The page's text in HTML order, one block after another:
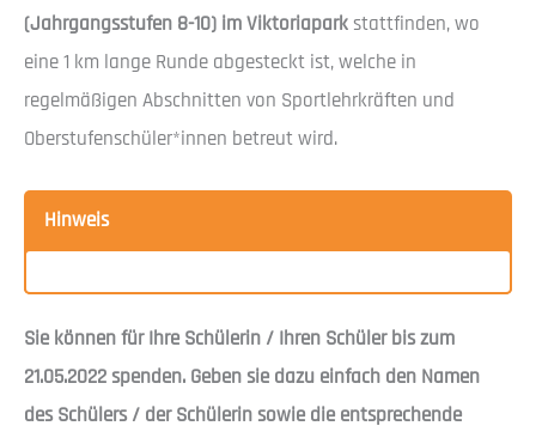
(Jahrgangsstufen 8-10) im Viktoriapark stattfinden, wo
eine 1 km lange Runde abgesteckt ist, welche in
regelmäßigen Abschnitten von Sportlehrkräften und
Oberstufenschüler*innen betreut wird.
Hinweis
Sie können für Ihre Schülerin / Ihren Schülerbis zum
21.05.2022 spenden. Geben sie dazu einfach den Namen
des Schülers / der Schülerin sowie die entsprechende